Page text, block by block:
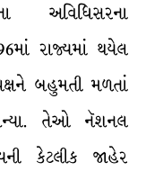
અવિધિસરના
રાજ્યમાં થયેલ
બહુમતી મળતાં
તેઓ નૅશનલ
કેટલીક જાહેર